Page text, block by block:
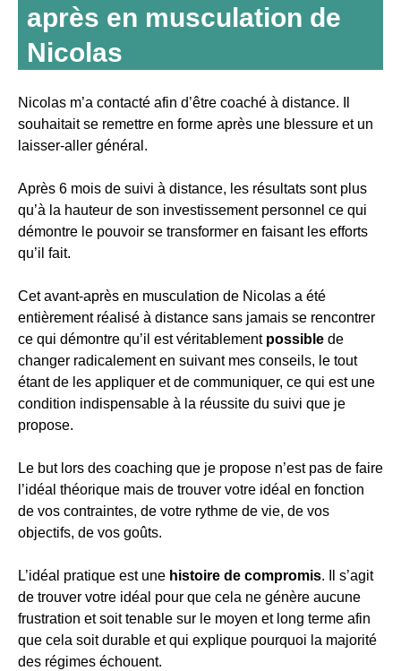
après en musculation de
Nicolas
Nicolas m’a contacté afin d’être coaché à distance. Il
souhaitait se remettre en forme après une blessure et un
laisser-aller général.
Après 6 mois de suivi à distance, les résultats sont plus
qu’à la hauteur de son investissement personnel ce qui
démontre le pouvoir se transformer en faisant les efforts
qu’il fait.
Cet avant-après en musculation de Nicolas a été
entièrement réalisé à distance sans jamais se rencontrer
ce qui démontre qu’il est véritablement possible de
changer radicalement en suivant mes conseils, le tout
étant de les appliquer et de communiquer, ce qui est une
condition indispensable à la réussite du suivi que je
propose.
Le but lors des coaching que je propose n’est pas de faire
l’idéal théorique mais de trouver votre idéal en fonction
de vos contraintes, de votre rythme de vie, de vos
objectifs, de vos goûts.
L’idéal pratique est une histoire de compromis. Il s’agit
de trouver votre idéal pour que cela ne génère aucune
frustration et soit tenable sur le moyen et long terme afin
que cela soit durable et qui explique pourquoi la majorité
des régimes échouent.